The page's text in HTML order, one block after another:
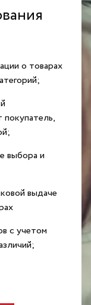
о товарах
выбора и
выдаче
с учетом